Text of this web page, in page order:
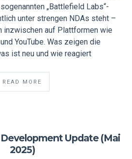
„Battlefield Labs“-
unter strengen NDAs steht –
inzwischen auf Plattformen wie
YouTube. Was zeigen die
ist neu und wie reagiert
READ MORE
Update (Mai
2025)